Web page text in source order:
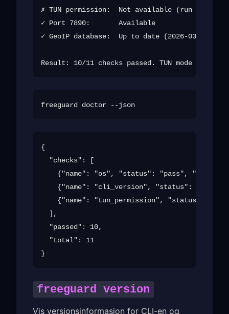
✗ TUN permission:  Not available (run with
✓ Port 7890:       Available
✓ GeoIP database:  Up to date (2026-03-15)
{
  "checks": [
{"name": "os", "status": "pass",
{"name": "cli_version", "status": "pass",
{"name": "tun_permission", "status":
  ],
  "passed": 10,
  "total": 11
freeguard version
Vis versjonsinformasjon for CLI-en og